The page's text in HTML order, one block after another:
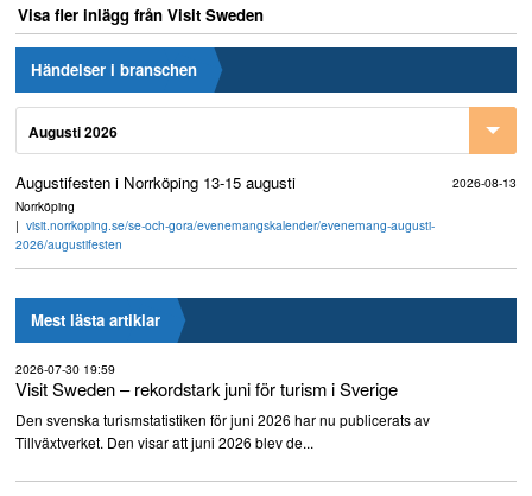
Visa fler inlägg från Visit Sweden
Händelser i branschen
Augusti 2026
Augustifesten i Norrköping 13-15 augusti
2026-08-13
Norrköping
visit.norrkoping.se/se-och-gora/evenemangskalender/evenemang-augusti-
2026/augustifesten
Mest lästa artiklar
2026-07-30 19:59
Visit Sweden – rekordstark juni för turism i Sverige
Den svenska turismstatistiken för juni 2026 har nu publicerats av
Tillväxtverket. Den visar att juni 2026 blev de...